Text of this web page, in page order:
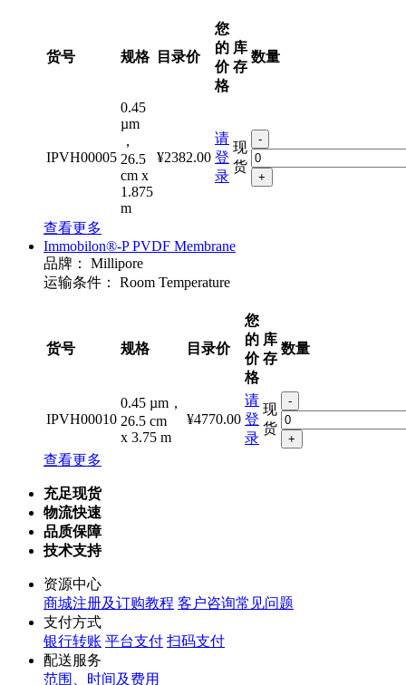
货号 规格 目录价
您
的
价
格
库
存
数量
IPVH00005
0.45
µm
，
26.5
cm x
1.875
m
¥2382.00
请
登
录
现
货
-
+
查看更多
Immobilon®-P PVDF Membrane
品牌：
Millipore
运输条件：
Room Temperature
货号 规格 目录价
您
的
价
格
库
存
数量
IPVH00010
0.45 µm，
26.5 cm
x 3.75 m
¥4770.00
请
登
录
现
货
-
+
查看更多
充足现货
物流快速
品质保障
技术支持
资源中心
商城注册及订购教程 客户咨询常见问题
支付方式
银行转账 平台支付 扫码支付
配送服务
范围、时间及费用